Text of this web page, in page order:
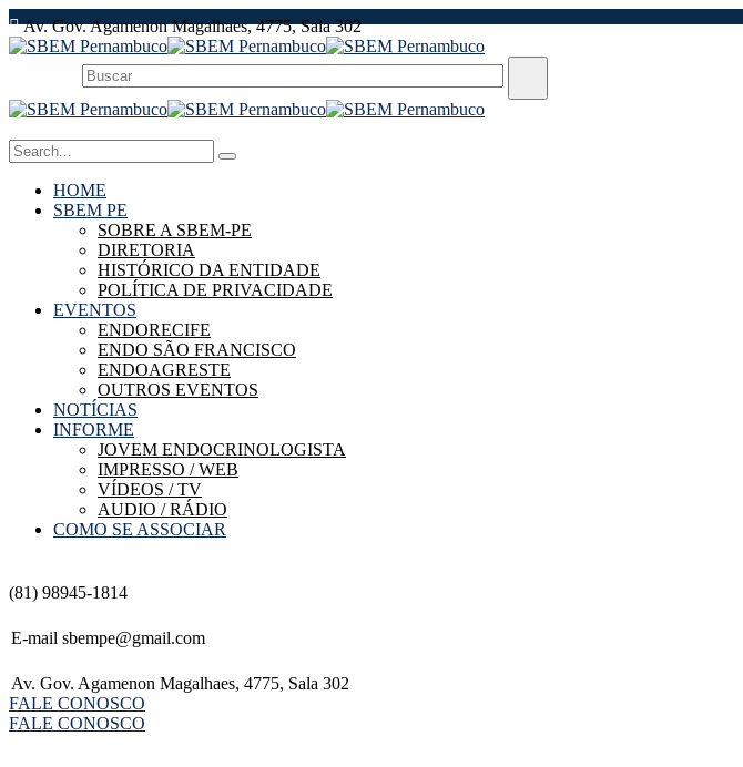
Av. Gov. Agamenon Magalhaes, 4775, Sala 302
HOME
SBEM PE
SOBRE A SBEM-PE
DIRETORIA
HISTÓRICO DA ENTIDADE
POLÍTICA DE PRIVACIDADE
EVENTOS
ENDORECIFE
ENDO SÃO FRANCISCO
ENDOAGRESTE
OUTROS EVENTOS
NOTÍCIAS
INFORME
JOVEM ENDOCRINOLOGISTA
IMPRESSO / WEB
VÍDEOS / TV
AUDIO / RÁDIO
COMO SE ASSOCIAR
(81) 98945-1814
E-mail sbempe@gmail.com
Av. Gov. Agamenon Magalhaes, 4775, Sala 302
FALE CONOSCO
FALE CONOSCO